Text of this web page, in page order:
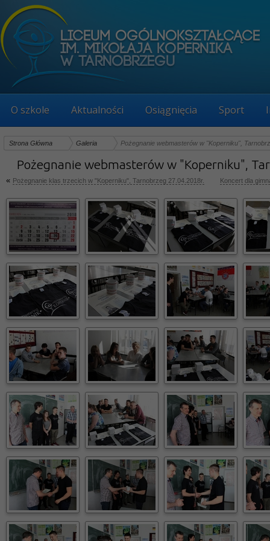
O szkole Aktualności Osiągnięcia Sport
Strona Główna Galeria Pożegnanie webmasterów w "Koperniku",
Pożegnanie webmasterów w "Koperniku",
« Pożegnanie klas trzecich w "Koperniku", Tarnobrzeg 27.04.2018r. Koncert dla